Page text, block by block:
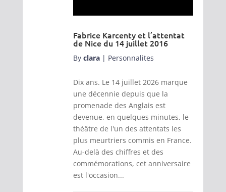
Fabrice Karcenty et l’attentat
de Nice du 14 juillet 2016
By clara| Personnalites
Dix ans. Le 14 juillet 2026 marque
une décennie depuis que la
promenade des Anglais est
devenue, en quelques minutes, le
théâtre de l'un des attentats les
plus meurtriers commis en France.
Au-delà des chiffres et des
commémorations, cet anniversaire
est l'occasion...